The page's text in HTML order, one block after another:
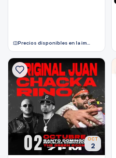
Precios disponibles en la im…
OCT
2